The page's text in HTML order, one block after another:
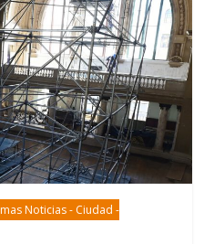
Noticias - Ciudad -